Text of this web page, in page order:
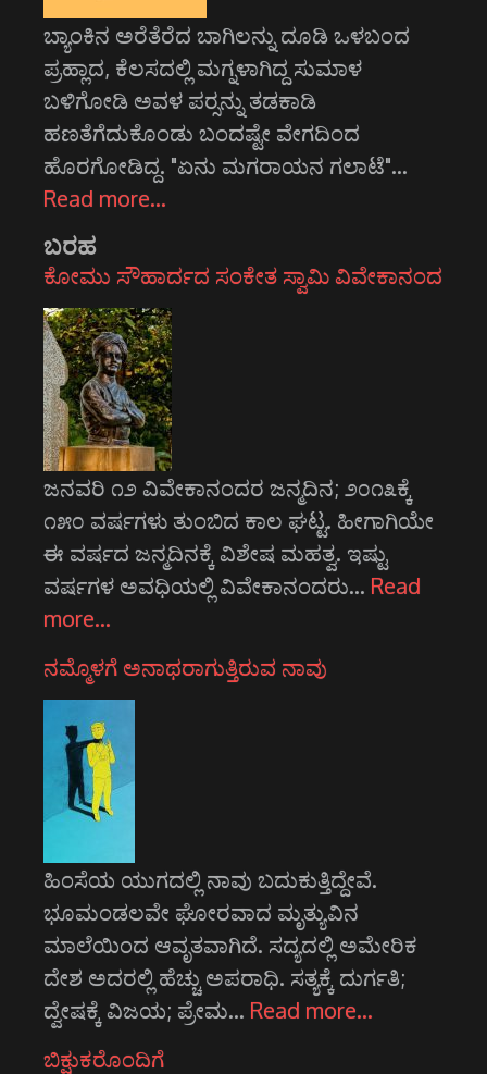
ಬ್ಯಾಂಕಿನ ಅರೆತೆರೆದ ಬಾಗಿಲನ್ನು ದೂಡಿ ಒಳಬಂದ
ಪ್ರಹ್ಲಾದ, ಕೆಲಸದಲ್ಲಿ ಮಗ್ನಳಾಗಿದ್ದ ಸುಮಾಳ
ಬಳಿಗೋಡಿ ಅವಳ ಪರ್‍ಸನ್ನು ತಡಕಾಡಿ
ಹಣತೆಗೆದುಕೊಂಡು ಬಂದಷ್ಟೇ ವೇಗದಿಂದ
ಹೊರಗೋಡಿದ್ದ. "ಏನು ಮಗರಾಯನ ಗಲಾಟೆ"…
Read more…
ಬರಹ
ಕೋಮು ಸೌಹಾರ್ದದ ಸಂಕೇತ ಸ್ವಾಮಿ ವಿವೇಕಾನಂದ
ಜನವರಿ ೧೨ ವಿವೇಕಾನಂದರ ಜನ್ಮದಿನ; ೨೦೧೩ಕ್ಕೆ
೧೫೦ ವರ್ಷಗಳು ತುಂಬಿದ ಕಾಲ ಘಟ್ಟ. ಹೀಗಾಗಿಯೇ
ಈ ವರ್ಷದ ಜನ್ಮದಿನಕ್ಕೆ ವಿಶೇಷ ಮಹತ್ವ. ಇಷ್ಟು
ವರ್ಷಗಳ ಅವಧಿಯಲ್ಲಿ ವಿವೇಕಾನಂದರು… Read
more…
ನಮ್ಮೊಳಗೆ ಅನಾಥರಾಗುತ್ತಿರುವ ನಾವು
ಹಿಂಸೆಯ ಯುಗದಲ್ಲಿ ನಾವು ಬದುಕುತ್ತಿದ್ದೇವೆ.
ಭೂಮಂಡಲವೇ ಘೋರವಾದ ಮೃತ್ಯುವಿನ
ಮಾಲೆಯಿಂದ ಆವೃತವಾಗಿದೆ. ಸದ್ಯದಲ್ಲಿ ಅಮೇರಿಕ
ದೇಶ ಅದರಲ್ಲಿ ಹೆಚ್ಚು ಅಪರಾಧಿ. ಸತ್ಯಕ್ಕೆ ದುರ್ಗತಿ;
ದ್ವೇಷಕ್ಕೆ ವಿಜಯ; ಪ್ರೇಮ… Read more…
ಬಿಕ್ಷುಕರೊಂದಿಗೆ